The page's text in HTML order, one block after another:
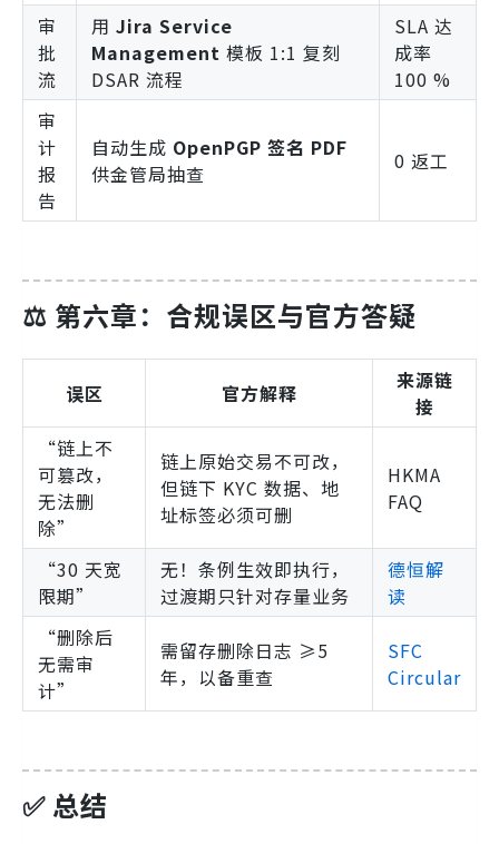
审
批
流
用 Jira Service
Management 模板 1:1 复刻
DSAR 流程
SLA 达
成率
100 %
审
计
报
告
自动生成 OpenPGP 签名 PDF
供金管局抽查
0 返工
⚖️ 第六章：合规误区与官方答疑
误区 官方解释
来源链
接
“链上不
可篡改，
无法删
除”
链上原始交易不可改，
但链下 KYC 数据、地
址标签必须可删
HKMA
FAQ
“30 天宽
限期”
无！条例生效即执行，
过渡期只针对存量业务
德恒解
读
“删除后
无需审
计”
需留存删除日志 ≥5
年，以备重查
SFC
Circular
✅ 总结